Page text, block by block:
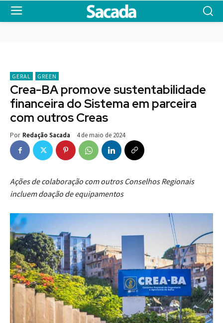
GERAL GREEN
Crea-BA promove sustentabilidade
financeira do Sistema em parceira
com outros Creas
Por Redação Sacada 4 de maio de 2024
Ações de colaboração com outros Conselhos Regionais
incluem doação de equipamentos